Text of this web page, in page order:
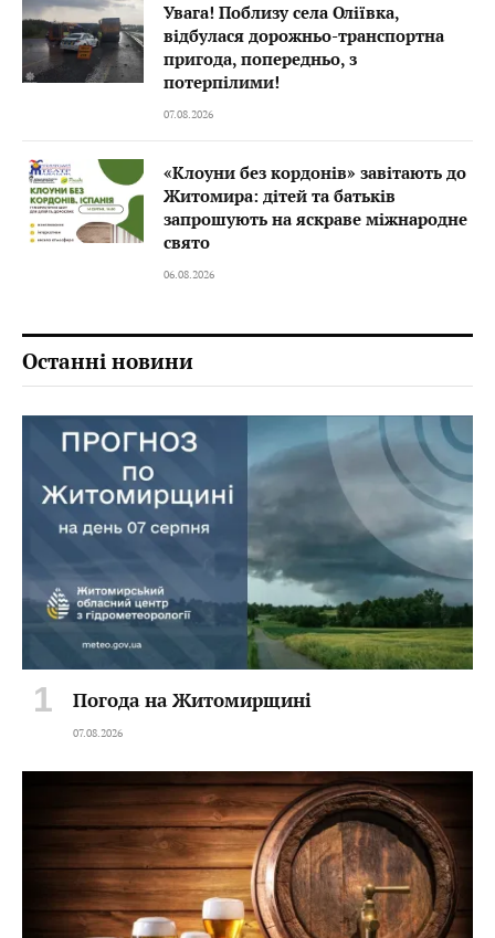
Увага! Поблизу села Оліївка,
відбулася дорожньо-транспортна
пригода, попередньо, з
потерпілими!
07.08.2026
«Клоуни без кордонів» завітають до
Житомира: дітей та батьків
запрошують на яскраве міжнародне
свято
06.08.2026
Останні новини
Погода на Житомирщині
07.08.2026